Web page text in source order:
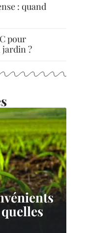
: quand
pour
jardin ?